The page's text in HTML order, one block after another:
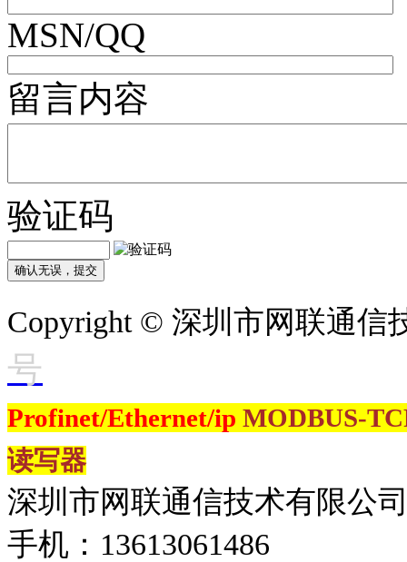
MSN/QQ
留言内容
验证码
Copyright © 深圳市网联通
号
Profinet/Ethernet/ip MODBUS-
读写器
深圳市网联通信技术有限公
手机：13613061486